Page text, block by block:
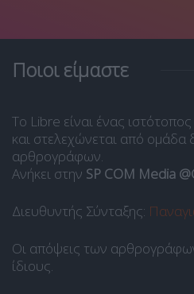
Ποιοι είμαστε
Το Libre είναι ένας
και στελεχώνεται από
αρθρογράφων.
Ανήκει στην SP COM Media
Διευθυντής Σύνταξης:
Οι απόψεις των
ίδιους.